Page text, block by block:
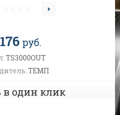
руб.
TS3000OUT
ТЕМП
в один клик